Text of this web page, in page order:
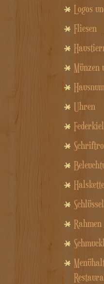
Logos
Fliesen
Münzen
Uhren
Rahmen